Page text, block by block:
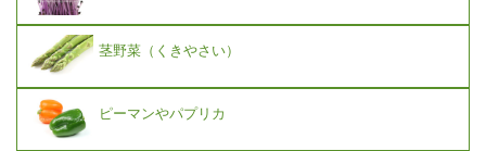
茎野菜（くきやさい）
ピーマンやパプリカ